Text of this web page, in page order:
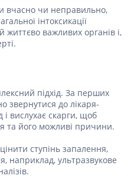
вчасно чи неправильно,
інтоксикації
життєво важливих органів і,
підхід. За перших
звернутися до лікаря-
вислухає скарги, щоб
та його можливі причини.
ступінь запалення,
наприклад, ультразвукове